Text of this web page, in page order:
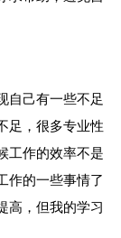
自己有一些不足
足，很多专业性
工作的效率不是
作的一些事情了
高，但我的学习